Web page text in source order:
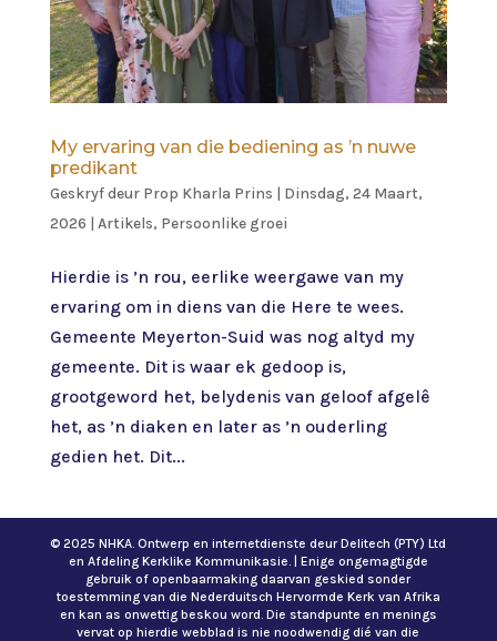
My ervaring van die bediening as ’n nuwe
predikant
Geskryf deur Prop Kharla Prins | Dinsdag, 24 Maart,
2026 | Artikels, Persoonlike groei
Hierdie is ’n rou, eerlike weergawe van my
ervaring om in diens van die Here te wees.
Gemeente Meyerton-Suid was nog altyd my
gemeente. Dit is waar ek gedoop is,
grootgeword het, belydenis van geloof afgelê
het, as ’n diaken en later as ’n ouderling
gedien het. Dit...
© 2025 NHKA. Ontwerp en internetdienste deur Delitech (PTY) Ltd
en Afdeling Kerklike Kommunikasie. | Enige ongemagtigde
gebruik of openbaarmaking daarvan geskied sonder
toestemming van die Nederduitsch Hervormde Kerk van Afrika
en kan as onwettig beskou word. Die standpunte en menings
vervat op hierdie webblad is nie noodwendig dié van die